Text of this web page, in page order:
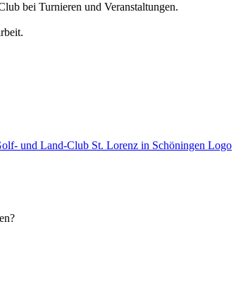
bei Turnieren und Veranstaltungen.